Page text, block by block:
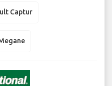
Captur